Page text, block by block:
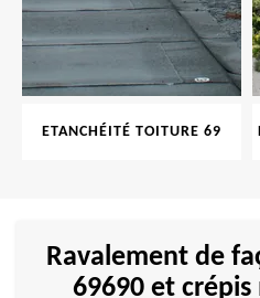
ETANCHÉITÉ TOITURE 69
Ravalement de
69690 et